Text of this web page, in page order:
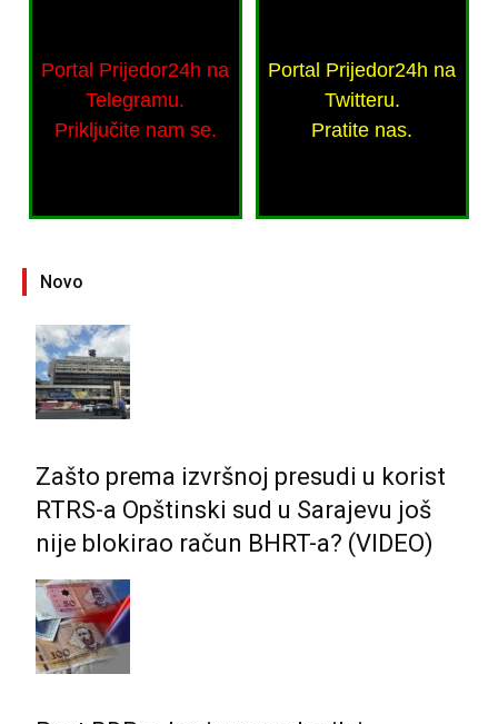
Portal Prijedor24h na
Telegramu.
Priključite nam se.
Portal Prijedor24h na
Twitteru.
Pratite nas.
Novo
Zašto prema izvršnoj presudi u korist
RTRS-a Opštinski sud u Sarajevu još
nije blokirao račun BHRT-a? (VIDEO)